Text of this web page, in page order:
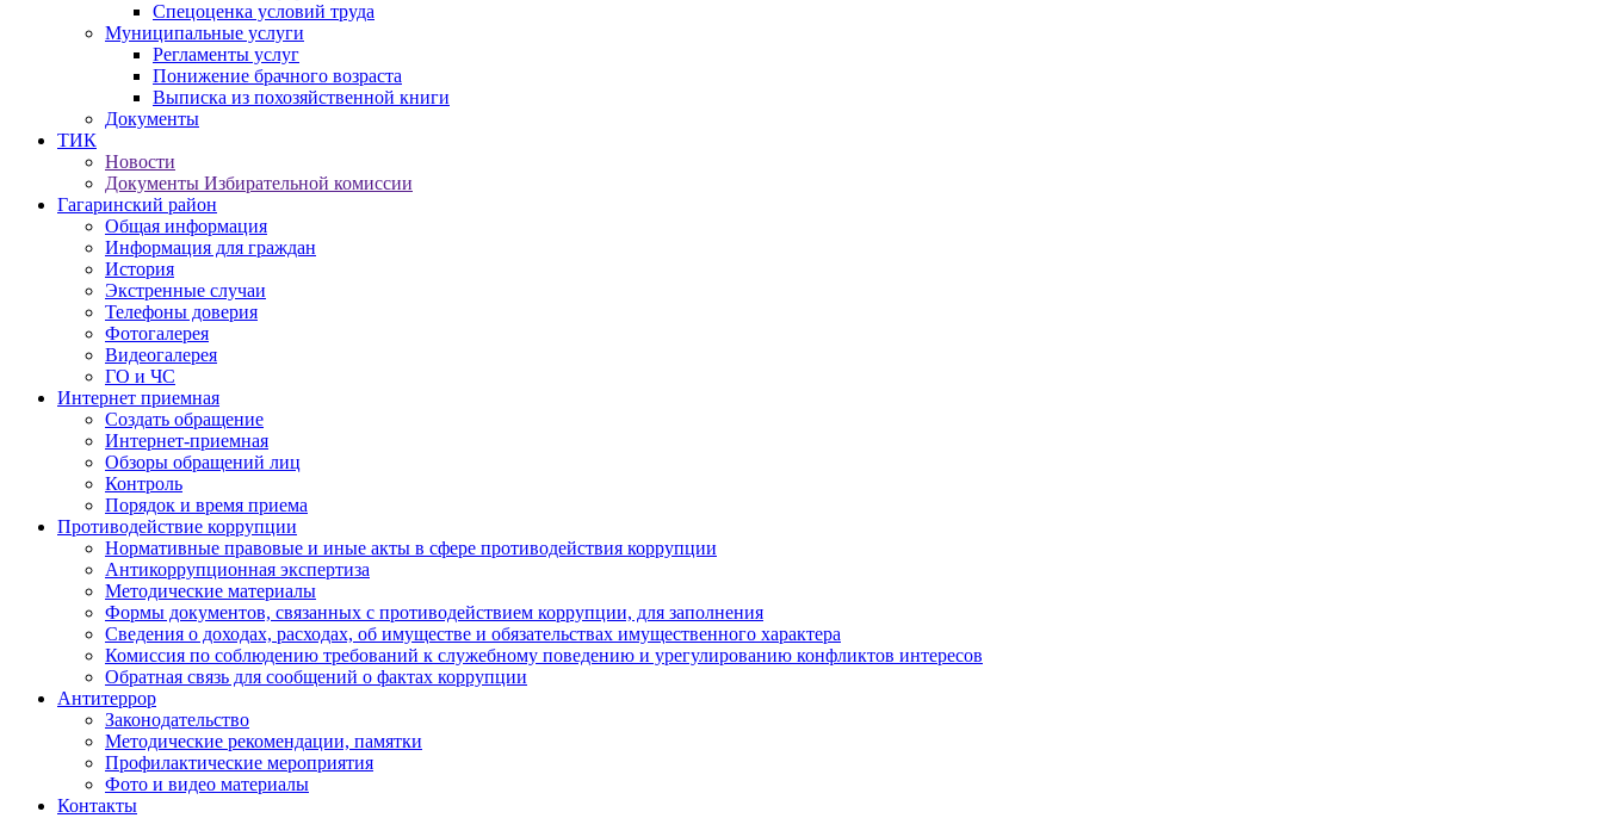
Спецоценка условий труда
Муниципальные услуги
Регламенты услуг
Понижение брачного возраста
Выписка из похозяйственной книги
Документы
ТИК
Новости
Документы Избирательной комиссии
Гагаринский район
Общая информация
Информация для граждан
История
Экстренные случаи
Телефоны доверия
Фотогалерея
Видеогалерея
ГО и ЧС
Интернет приемная
Создать обращение
Интернет-приемная
Обзоры обращений лиц
Контроль
Порядок и время приема
Противодействие коррупции
Нормативные правовые и иные акты в сфере противодействия коррупции
Антикоррупционная экспертиза
Методические материалы
Формы документов, связанных с противодействием коррупции, для заполнения
Сведения о доходах, расходах, об имуществе и обязательствах имущественного характера
Комиссия по соблюдению требований к служебному поведению и урегулированию конфликтов интересов
Обратная связь для сообщений о фактах коррупции
Антитеррор
Законодательство
Методические рекомендации, памятки
Профилактические мероприятия
Фото и видео материалы
Контакты